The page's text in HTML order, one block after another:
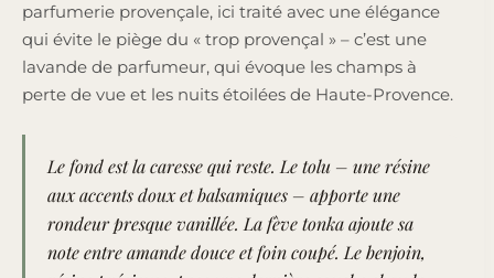
parfumerie provençale, ici traité avec une élégance
qui évite le piège du « trop provençal » – c’est une
lavande de parfumeur, qui évoque les champs à
perte de vue et les nuits étoilées de Haute-Provence.
Le fond est la caresse qui reste. Le tolu – une résine
aux accents doux et balsamiques – apporte une
rondeur presque vanillée. Lafève tonkaajoute sa
note entre amande douce et foin coupé. Le benjoin,